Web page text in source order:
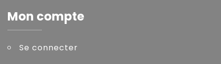
Mon compte
Se connecter